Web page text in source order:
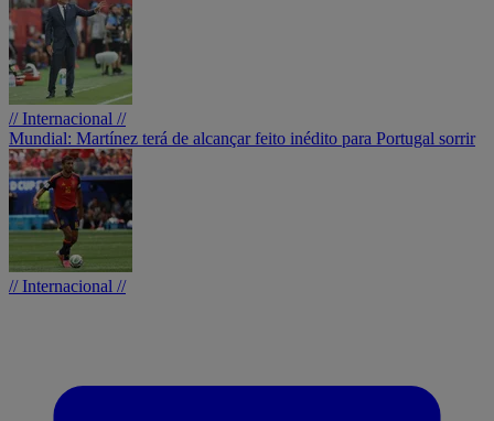
// Internacional //
Mundial: Martínez terá de alcançar feito inédito para Portugal sorrir
// Internacional //